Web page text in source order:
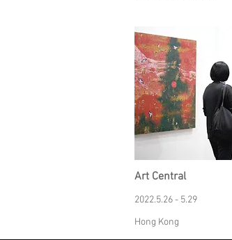
Art Central
2022.5.26 - 5.29
Hong Kong